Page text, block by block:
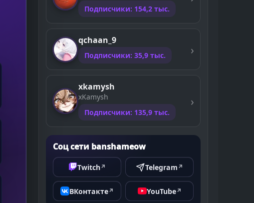
Подписчики: 154,2 тыс.
qchaan_9
Подписчики: 35,9 тыс.
xkamysh
xKamysh
Подписчики: 135,9 тыс.
Соц сети banshameow
Twitch↗ Telegram↗
ВКонтакте↗ YouTube↗